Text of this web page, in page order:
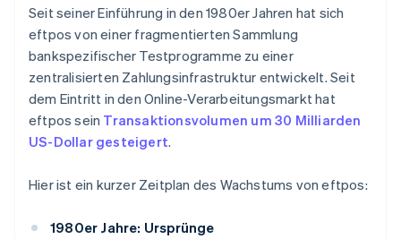
Seit seiner Einführung in den 1980er Jahren hat sich
eftpos von einer fragmentierten Sammlung
bankspezifischer Testprogramme zu einer
zentralisierten Zahlungsinfrastruktur entwickelt. Seit
dem Eintritt in den Online-Verarbeitungsmarkt hat
eftpos sein Transaktionsvolumen um 30 Milliarden
US-Dollar gesteigert.
Hier ist ein kurzer Zeitplan des Wachstums von eftpos:
1980er Jahre: Ursprünge